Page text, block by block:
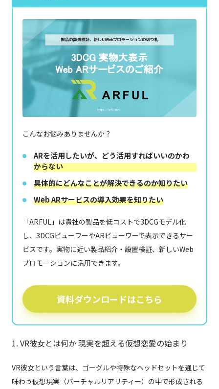
こんなお悩みありませんか？
ARを活用したいが、どう活用すればいいのかわ
からない
具体的にどんなことが解決できるのか知りたい
Web ARサービスの導入効果を知りたい
「ARFUL」は貴社の製品を低コストで3DCGモデル化
し、3DCGビューワーやARビューワーで表示できるサー
ビスです。実物に近い製品紹介・設置検証、新しいWeb
プロモーションに活用できます。
資料ダウンロードはこちら
1. VR彼女とは何か 現実を超える仮想恋愛の始まり
VR彼女という言葉は、ゴーグルや特殊なヘッドセットを通じて
味わう仮想現実（バーチャルリアリティー）の中で形成される